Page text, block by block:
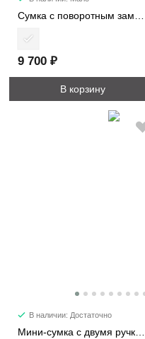
9 700 ₽
В корзину
В наличии: Достаточно
Мини-сумка с двумя ручками 6906